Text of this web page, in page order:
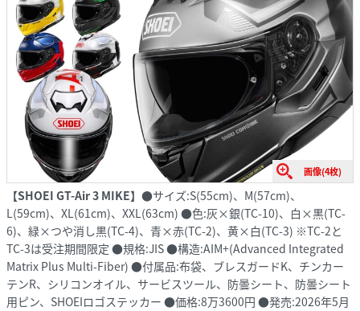
画像(4枚)
【SHOEI GT-Air 3 MIKE】 ●サイズ:S(55cm)、M(57cm)、
L(59cm)、XL(61cm)、XXL(63cm) ●色:灰×銀(TC-10)、白×黒(TC-
6)、緑×つや消し黒(TC-4)、青×赤(TC-2)、黄×白(TC-3) ※TC-2と
TC-3は受注期間限定 ●規格:JIS ●構造:AIM+(Advanced Integrated
Matrix Plus Multi-Fiber) ●付属品:布袋、ブレスガードK、チンカー
テンR、シリコンオイル、サービスツール、防曇シート、防曇シート
用ピン、SHOEIロゴステッカー ●価格:8万3600円 ●発売:2026年5月